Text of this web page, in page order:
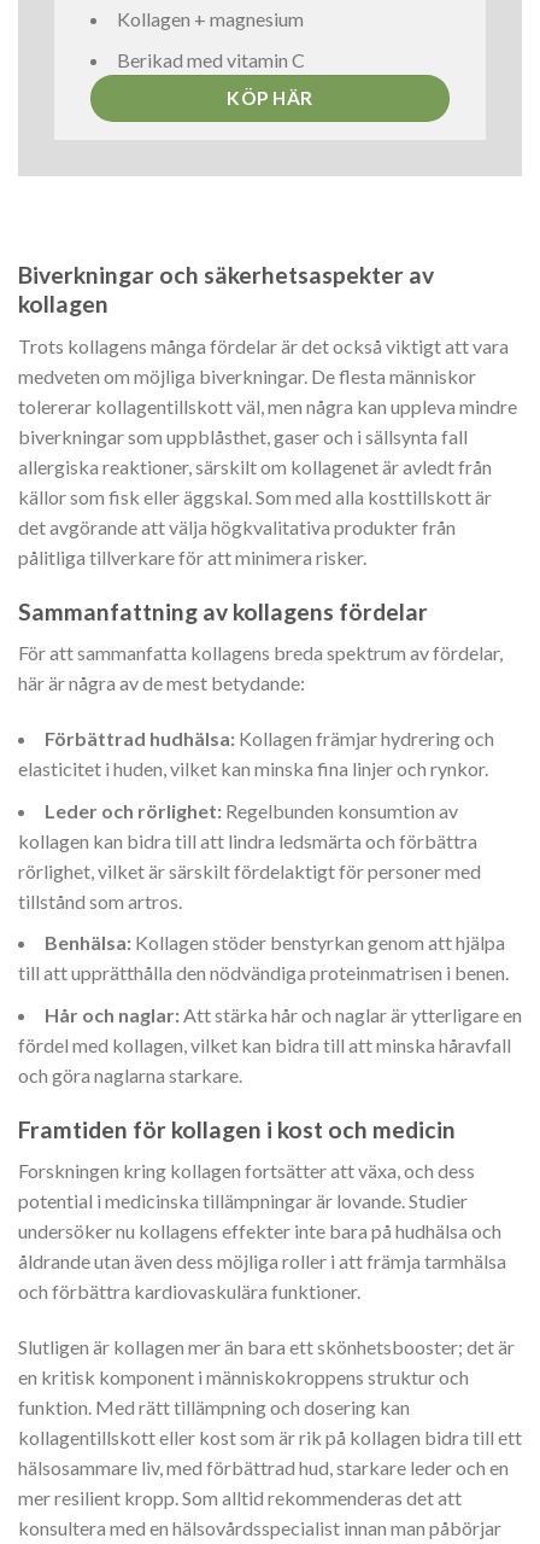
Kollagen + magnesium
Berikad med vitamin C
KÖP HÄR
Biverkningar och säkerhetsaspekter av
kollagen
Trots kollagens många fördelar är det också viktigt att vara
medveten om möjliga biverkningar. De flesta människor
tolererar kollagentillskott väl, men några kan uppleva mindre
biverkningar som uppblåsthet, gaser och i sällsynta fall
allergiska reaktioner, särskilt om kollagenet är avledt från
källor som fisk eller äggskal. Som med alla kosttillskott är
det avgörande att välja högkvalitativa produkter från
pålitliga tillverkare för att minimera risker.
Sammanfattning av kollagens fördelar
För att sammanfatta kollagens breda spektrum av fördelar,
här är några av de mest betydande:
Förbättrad hudhälsa: Kollagen främjar hydrering och
elasticitet i huden, vilket kan minska fina linjer och rynkor.
Leder och rörlighet: Regelbunden konsumtion av
kollagen kan bidra till att lindra ledsmärta och förbättra
rörlighet, vilket är särskilt fördelaktigt för personer med
tillstånd som artros.
Benhälsa: Kollagen stöder benstyrkan genom att hjälpa
till att upprätthålla den nödvändiga proteinmatrisen i benen.
Hår och naglar:Att stärka hår och naglar är ytterligare en
fördel med kollagen, vilket kan bidra till att minska håravfall
och göra naglarna starkare.
Framtiden för kollagen i kost och medicin
Forskningen kring kollagen fortsätter att växa, och dess
potential i medicinska tillämpningar är lovande. Studier
undersöker nu kollagens effekter inte bara på hudhälsa och
åldrande utan även dess möjliga roller i att främja tarmhälsa
och förbättra kardiovaskulära funktioner.
Slutligen är kollagen mer än bara ett skönhetsbooster; det är
en kritisk komponent i människokroppens struktur och
funktion. Med rätt tillämpning och dosering kan
kollagentillskott eller kost som är rik på kollagen bidra till ett
hälsosammare liv, med förbättrad hud, starkare leder och en
mer resilient kropp. Som alltid rekommenderas det att
konsultera med en hälsovårdsspecialist innan man påbörjar